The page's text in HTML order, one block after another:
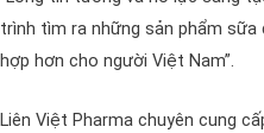
trình tìm ra những sản phẩm
hợp hơn cho người Việt Nam”.
Liên Việt Pharma chuyên cung